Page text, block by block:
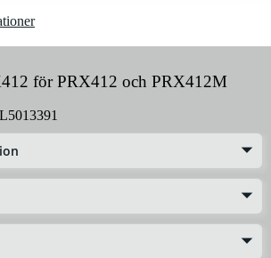
för PRX412 och PRX412M